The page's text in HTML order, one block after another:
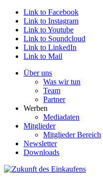
Link to Facebook
Link to Instagram
Link to Youtube
Link to Soundcloud
Link to LinkedIn
Link to Mail
Über uns
Was wir tun
Team
Partner
Werben
Mediadaten
Mitglieder
Mitglieder Bereich
Newsletter
Downloads